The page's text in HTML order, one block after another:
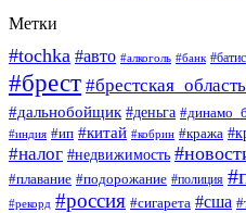
Метки
#tochka #авто #алкоголь #банк
#брест #брестская_область
#дальнобойщик #деньга
#индия #ип #китай #кобрин #кража
#налог #недвижимость
#плавание #подорожание #полиция
#рекорд #россия #сигарета #сша